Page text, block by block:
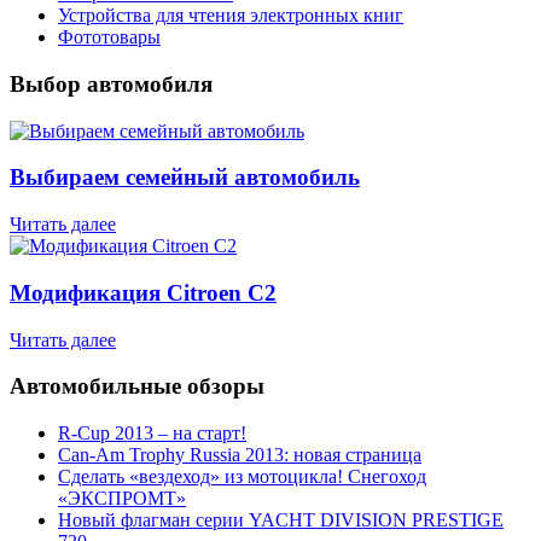
Устройства для чтения электронных книг
Фототовары
Выбор автомобиля
Выбираем семейный автомобиль
Читать далее
Модификация Citroen С2
Читать далее
Автомобильные обзоры
R-Cup 2013 – на старт!
Can-Am Trophy Russia 2013: новая страница
Сделать «вездеход» из мотоцикла! Снегоход
«ЭКСПРОМТ»
Новый флагман серии YACHT DIVISION PRESTIGE